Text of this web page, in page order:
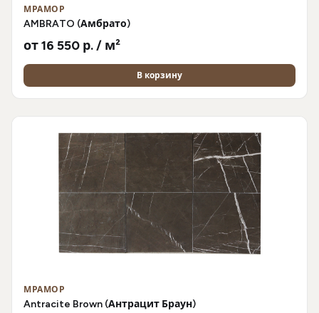
МРАМОР
AMBRATO (Амбрато)
от 16 550 р. / м²
В корзину
МРАМОР
Antracite Brown (Антрацит Браун)